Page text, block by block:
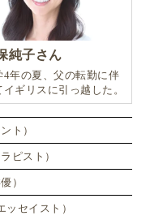
純子さん
4年の夏、父の転勤に伴
イギリスに引っ越した。
ト）
ピスト）
）
セイスト）